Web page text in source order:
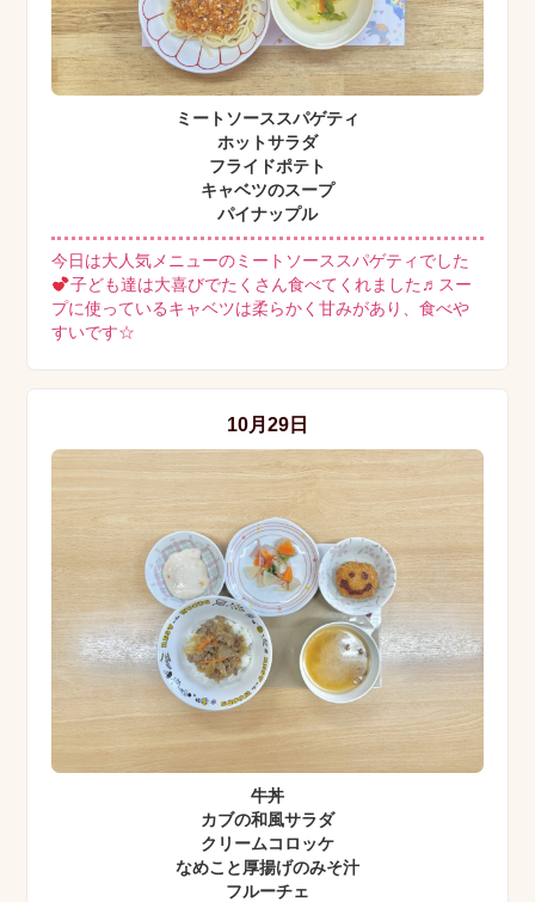
ミートソーススパゲティ
ホットサラダ
フライドポテト
キャベツのスープ
パイナップル
今日は大人気メニューのミートソーススパゲティでした
子ども達は大喜びでたくさん食べてくれました♬スー
プに使っているキャベツは柔らかく甘みがあり、食べや
すいです☆
10月29日
牛丼
カブの和風サラダ
クリームコロッケ
なめこと厚揚げのみそ汁
フルーチェ